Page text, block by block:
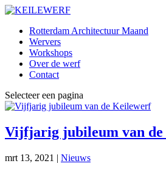
Rotterdam Architectuur Maand
Wervers
Workshops
Over de werf
Contact
Selecteer een pagina
Vijfjarig jubileum van
mrt 13, 2021 | Nieuws